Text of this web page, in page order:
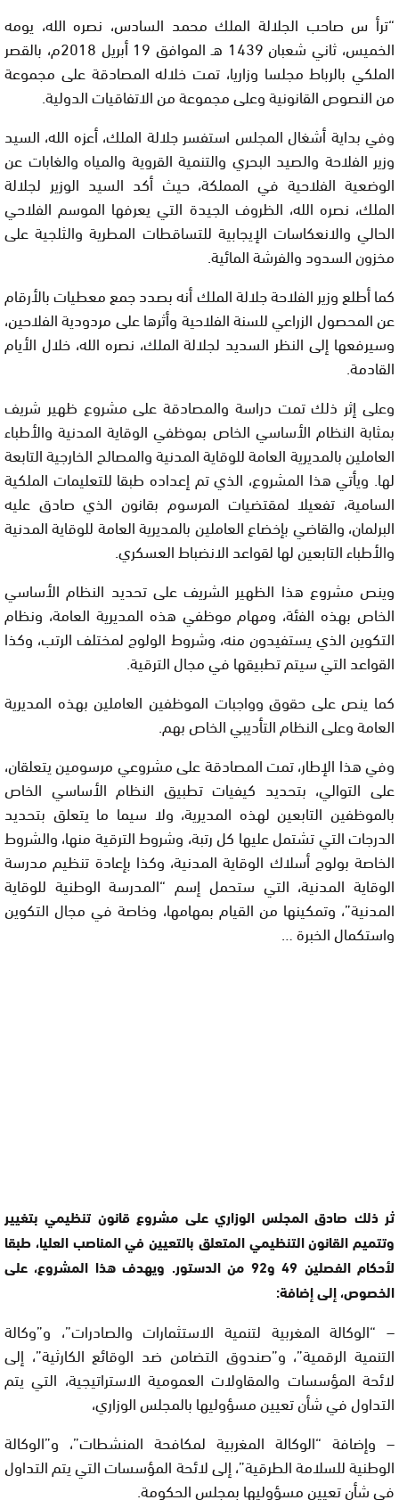
“ترأ س صاحب الجلالة الملك محمد السادس، نصره الله، يومه
الخميس، ثاني شعبان 1439 هـ الموافق 19 أبريل 2018م، بالقصر
الملكي بالرباط مجلسا وزاريا، تمت خلاله المصادقة على مجموعة
من النصوص القانونية وعلى مجموعة من الاتفاقيات الدولية.
وفي بداية أشغال المجلس استفسر جلالة الملك، أعزه الله، السيد
وزير الفلاحة والصيد البحري والتنمية القروية والمياه والغابات عن
الوضعية الفلاحية في المملكة، حيث أكد السيد الوزير لجلالة
الملك، نصره الله، الظروف الجيدة التي يعرفها الموسم الفلاحي
الحالي والانعكاسات الإيجابية للتساقطات المطرية والثلجية على
مخزون السدود والفرشة المائية.
كما أطلع وزير الفلاحة جلالة الملك أنه بصدد جمع معطيات بالأرقام
عن المحصول الزراعي للسنة الفلاحية وأثرها على مردودية الفلاحين،
وسيرفعها إلى النظر السديد لجلالة الملك، نصره الله، خلال الأيام
القادمة.
وعلى إثر ذلك تمت دراسة والمصادقة على مشروع ظهير شريف
بمثابة النظام الأساسي الخاص بموظفي الوقاية المدنية والأطباء
العاملين بالمديرية العامة للوقاية المدنية والمصالح الخارجية التابعة
لها. ويأتي هذا المشروع، الذي تم إعداده طبقا للتعليمات الملكية
السامية، تفعيلا لمقتضيات المرسوم بقانون الذي صادق عليه
البرلمان، والقاضي بإخضاع العاملين بالمديرية العامة للوقاية المدنية
والأطباء التابعين لها لقواعد الانضباط العسكري.
وينص مشروع هذا الظهير الشريف على تحديد النظام الأساسي
الخاص بهذه الفئة، ومهام موظفي هذه المديرية العامة، ونظام
التكوين الذي يستفيدون منه، وشروط الولوج لمختلف الرتب، وكذا
القواعد التي سيتم تطبيقها في مجال الترقية.
كما ينص على حقوق وواجبات الموظفين العاملين بهذه المديرية
العامة وعلى النظام التأديبي الخاص بهم.
وفي هذا الإطار، تمت المصادقة على مشروعي مرسومين يتعلقان،
على التوالي، بتحديد كيفيات تطبيق النظام الأساسي الخاص
بالموظفين التابعين لهذه المديرية، ولا سيما ما يتعلق بتحديد
الدرجات التي تشتمل عليها كل رتبة، وشروط الترقية منها، والشروط
الخاصة بولوج أسلاك الوقاية المدنية، وكذا بإعادة تنظيم مدرسة
الوقاية المدنية، التي ستحمل إسم “المدرسة الوطنية للوقاية
المدنية”، وتمكينها من القيام بمهامها، وخاصة في مجال التكوين
واستكمال الخبرة …
ثر ذلك صادق المجلس الوزاري على مشروع قانون تنظيمي بتغيير
وتتميم القانون التنظيمي المتعلق بالتعيين في المناصب العليا، طبقا
لأحكام الفصلين 49 و92 من الدستور. ويهدف هذا المشروع، على
الخصوص، إلى إضافة:
– “الوكالة المغربية لتنمية الاستثمارات والصادرات”، و”وكالة
التنمية الرقمية”، و”صندوق التضامن ضد الوقائع الكارثية”، إلى
لائحة المؤسسات والمقاولات العمومية الاستراتيجية، التي يتم
التداول في شأن تعيين مسؤوليها بالمجلس الوزاري،
– وإضافة “الوكالة المغربية لمكافحة المنشطات”، و”الوكالة
الوطنية للسلامة الطرقية”، إلى لائحة المؤسسات التي يتم التداول
في شأن تعيين مسؤوليها بمجلس الحكومة.